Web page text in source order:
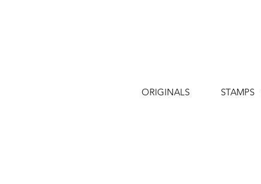
ORIGINALS STAMPS